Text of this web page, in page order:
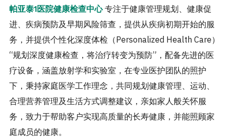
帕亚泰1医院健康检查中心专注于健康管理规划、健康促
进、疾病预防及早期风险筛查，提供从疾病初期开始的服
务，并提供个性化深度体检（Personalized Health Care）
“规划深度健康检查，将治疗转变为预防”，配备先进的医
疗设备，涵盖放射学和实验室，在专业医护团队的照护
下，秉持家庭医学工作理念，共同规划健康管理、运动、
合理营养管理及生活方式调整建议，亲如家人般关怀服
务，致力于帮助客户实现高质量的长寿健康，并能照顾家
庭成员的健康。